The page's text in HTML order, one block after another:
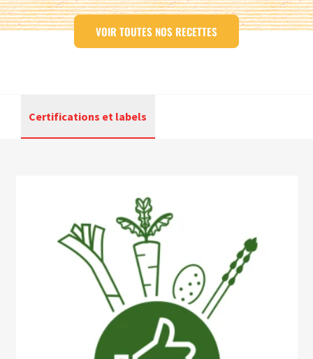
VOIR TOUTES NOS RECETTES
Certifications et labels